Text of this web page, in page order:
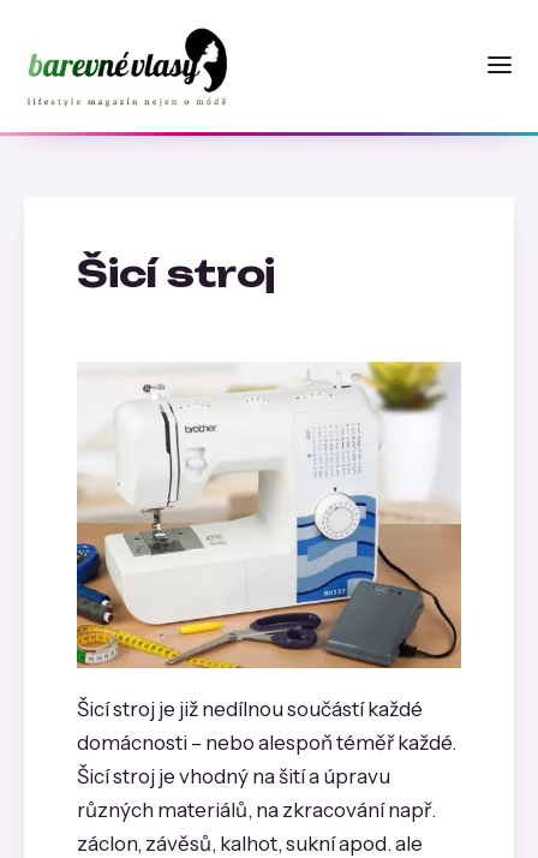
Šicí stroj
Šicí stroj je již nedílnou součástí každé
domácnosti – nebo alespoň téměř každé.
Šicí stroj je vhodný na šití a úpravu
různých materiálů, na zkracování např.
záclon, závěsů, kalhot, sukní apod. ale